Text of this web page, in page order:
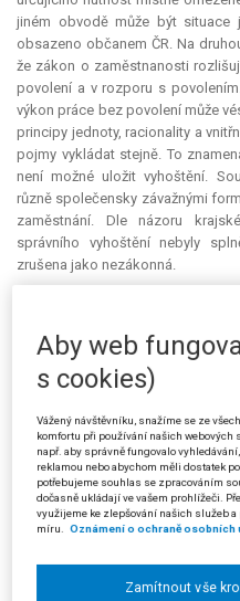
jiném obvodě může být
obsazeno občanem ČR. Na
že zákon o zaměstnanosti
povolení a v rozporu s
výkon práce bez povolení může
principy jednoty, racionality a
pojmy vykládat stejně. To
není možné uložit vyhoštění.
různě společensky závažnými
zaměstnání. Dle názoru
správního vyhoštění nebyly
zrušena jako nezákonná.
žalobce nemohl vykonávat
vydaného pro Prahu. Krajský
protiřečil. Nebylo-li vydáno
práci bez povolení. V
zaměstnavatele nebo druh
Stěžovatelka se odvolala i na
(rozhodnutí ze dne 3. 9. 2008, čj.
As 28/2006-51, ze dne 8. 6.
2007, čj. 6 As 54/2006-66) a
zaměstnavateli oznamovací
zaměstnaného cizince.
Aby web
s cookies)
Vážený návštěvníku, snažíme se ze
komfortu při používání našich
např. aby správně fungovalo
reklamou nebo abychom měli dostatek
potřebujeme souhlas se zpracováním
dočasně ukládají ve vašem prohlížeči.
využijeme ke zlepšování našich služeb
míru.
Oznámení o ochraně osobních
Zamítnout vše